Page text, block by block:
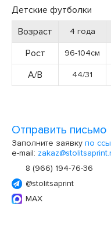
Детские футболки
Возраст
4 года
Рост 96-104см
А/В 44/31
Отправить письмо
Заполните заявку по
e-mail:
8 (966) 194-76-36
@stolitsaprint
MAX